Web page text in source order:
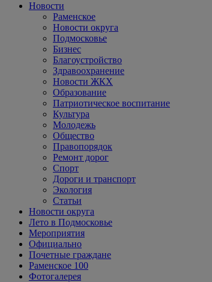
Новости
Раменское
Новости округа
Подмосковье
Бизнес
Благоустройство
Здравоохранение
Новости ЖКХ
Образование
Патриотическое воспитание
Культура
Молодежь
Общество
Правопорядок
Ремонт дорог
Спорт
Дороги и транспорт
Экология
Статьи
Новости округа
Лето в Подмосковье
Мероприятия
Официально
Почетные граждане
Раменское 100
Фотогалерея